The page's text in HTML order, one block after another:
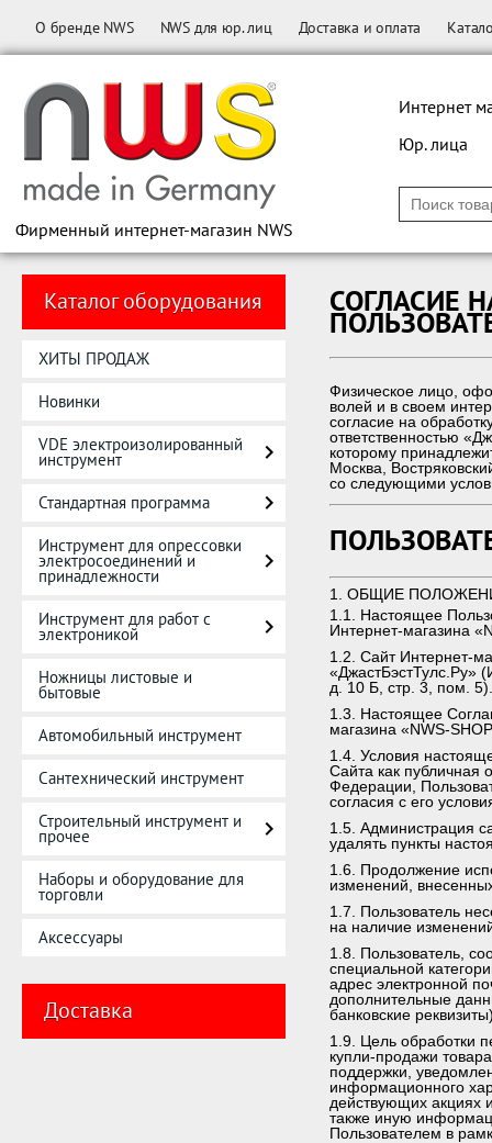
О бренде NWS NWS для юр. лиц Доставка и оплата
Фирменный интернет-магазин NWS
Интернет
Юр. лица
Каталог оборудования
ХИТЫ ПРОДАЖ
Новинки
VDE электроизолированный
инструмент
Стандартная программа
Инструмент для опрессовки
электросоединений и
принадлежности
Инструмент для работ с
электроникой
Ножницы листовые и
бытовые
Автомобильный инструмент
Сантехнический инструмент
Строительный инструмент и
прочее
Наборы и оборудование для
торговли
Аксессуары
Доставка
СОГЛАСИЕ
Физическое лицо,
волей и в своем
согласие на
ответственностью
которому
Москва,
со следующими
1. ОБЩИЕ
1.1. Настоящее
Интернет-магазина
1.2. Сайт Интернет-
«ДжастБэстТулс.Ру»
д. 10 Б, стр. 3, пом. 5).
1.3. Настоящее
магазина «NWS-
1.4. Условия
Сайта как публичная
Федерации,
согласия с его
1.5. Администрация
удалять пункты
1.6. Продолжение
изменений,
1.7. Пользователь
на наличие
1.8. Пользователь,
специальной
адрес электронной
дополнительные
банковские
1.9. Цель обработки
купли-продажи
поддержки,
информационного
действующих акциях
также иную
Пользователем в